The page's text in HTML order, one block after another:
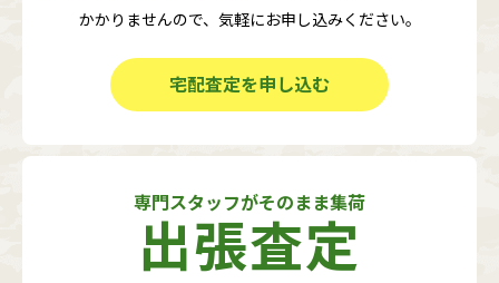
かかりませんので、気軽にお申し込みください。
宅配査定を申し込む
専門スタッフがそのまま集荷
出張査定